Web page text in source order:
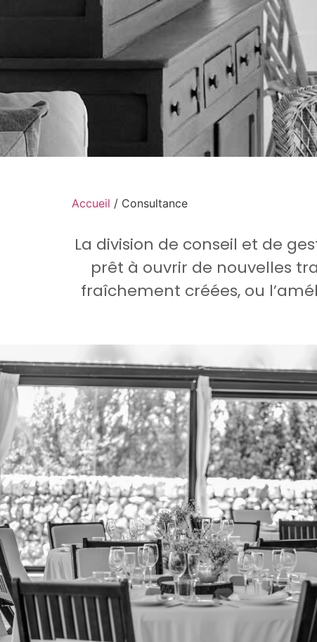
Accueil / Consultance
La division de conseil et de
prêt à ouvrir de nouvelles
fraîchement créées, ou